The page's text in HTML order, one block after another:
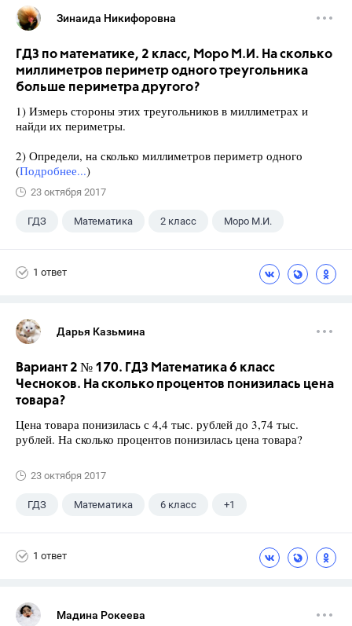
Зинаида Никифоровна
ГДЗ по математике, 2 класс, Моро М.И. На сколько
миллиметров периметр одного треугольника
больше периметра другого?
1) Измерь стороны этих треугольников в миллиметрах и
найди их периметры.
2) Определи, на сколько миллиметров периметр одного
(Подробнее...)
23 октября 2017
ГДЗ Математика 2 класс Моро М.И.
1 ответ
Дарья Казьмина
Вариант 2 № 170. ГДЗ Математика 6 класс
Чесноков. На сколько процентов понизилась цена
товара?
Цена товара понизилась с 4,4 тыс. рублей до 3,74 тыс.
рублей. На сколько процентов понизилась цена товара?
23 октября 2017
ГДЗ Математика 6 класс +1
1 ответ
Мадина Рокеева